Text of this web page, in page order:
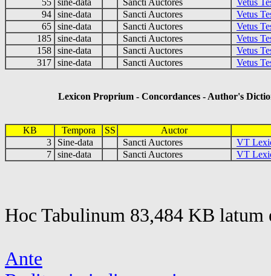
55 sine-data Sancti Auctores
Vetus
94 sine-data Sancti Auctores
Vetus
65 sine-data Sancti Auctores
Vetus
185 sine-data Sancti Auctores
Vetus
158 sine-data Sancti Auctores
Vetus
317 sine-data Sancti Auctores Vetus
Lexicon Proprium - Concordances - Author's
KB Tempora SS
Auctor
3
Sine-data Sancti Auctores
VT
7 sine-data Sancti Auctores VT
Hoc Tabulinum 83,484 KB latum
Ante